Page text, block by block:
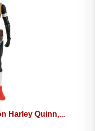
Harley Quinn,...